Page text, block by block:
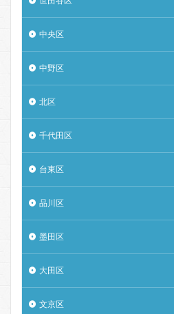
中央区
中野区
北区
千代田区
台東区
品川区
墨田区
大田区
文京区